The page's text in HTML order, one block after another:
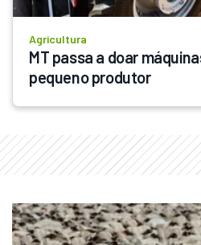
Agricultura
MT passa a doar
pequeno produtor